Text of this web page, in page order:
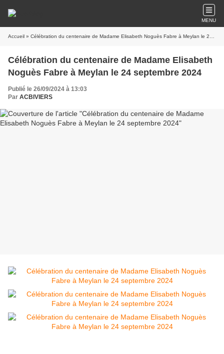
MENU
Accueil » Célébration du centenaire de Madame Elisabeth Noguès Fabre à Meylan le 24 septembre 2024
Célébration du centenaire de Madame Elisabeth
Noguès Fabre à Meylan le 24 septembre 2024
Publié le 26/09/2024 à 13:03
Par ACBIVIERS